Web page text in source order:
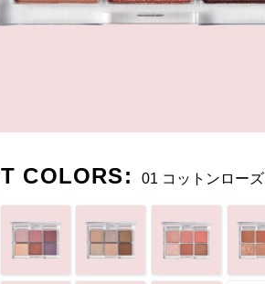
COLORS: 01 コットンローズ